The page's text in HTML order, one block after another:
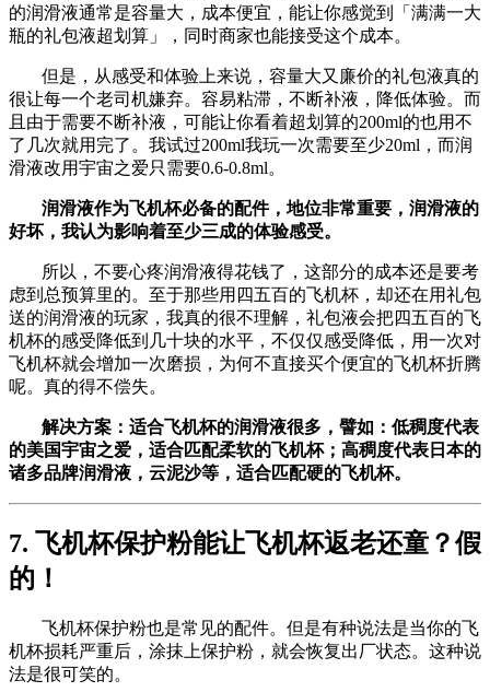
的润滑液通常是容量大，成本便宜，能让你感觉到「满满一大
瓶的礼包液超划算」，同时商家也能接受这个成本。
但是，从感受和体验上来说，容量大又廉价的礼包液真的
很让每一个老司机嫌弃。容易粘滞，不断补液，降低体验。而
且由于需要不断补液，可能让你看着超划算的200ml的也用不
了几次就用完了。我试过200ml我玩一次需要至少20ml，而润
滑液改用宇宙之爱只需要0.6-0.8ml。
润滑液作为飞机杯必备的配件，地位非常重要，润滑液的
好坏，我认为影响着至少三成的体验感受。
所以，不要心疼润滑液得花钱了，这部分的成本还是要考
虑到总预算里的。至于那些用四五百的飞机杯，却还在用礼包
送的润滑液的玩家，我真的很不理解，礼包液会把四五百的飞
机杯的感受降低到几十块的水平，不仅仅感受降低，用一次对
飞机杯就会增加一次磨损，为何不直接买个便宜的飞机杯折腾
呢。真的得不偿失。
解决方案：适合飞机杯的润滑液很多，譬如：低稠度代表
的美国宇宙之爱，适合匹配柔软的飞机杯；高稠度代表日本的
诸多品牌润滑液，云泥沙等，适合匹配硬的飞机杯。
7. 飞机杯保护粉能让飞机杯返老还童？假
的！
飞机杯保护粉也是常见的配件。但是有种说法是当你的飞
机杯损耗严重后，涂抹上保护粉，就会恢复出厂状态。这种说
法是很可笑的。